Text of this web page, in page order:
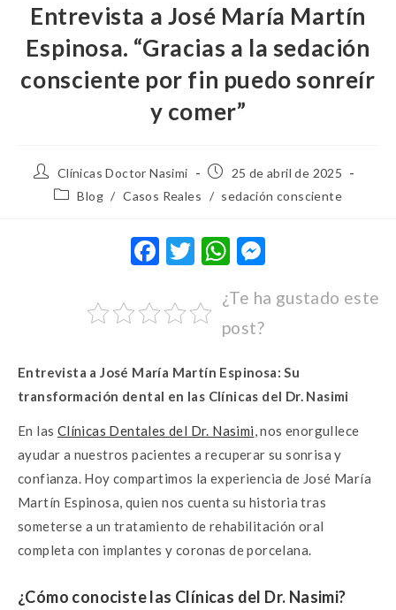
Entrevista a José María Martín
Espinosa. “Gracias a la sedación
consciente por fin puedo sonreír
y comer”
Clínicas Doctor Nasimi
25 de abril de 2025
Blog / Casos Reales / sedación consciente
F
e
b
o
o
k
T
it
te
r
W
at
s
A
p
p
se
g
er
¿Te ha gustado este
post?
Entrevista a José María Martín Espinosa: Su
transformación dental en las Clínicas del Dr. Nasimi
En las Clínicas Dentales del Dr. Nasimi, nos enorgullece
ayudar a nuestros pacientes a recuperar su sonrisa y
confianza. Hoy compartimos la experiencia de José María
Martín Espinosa, quien nos cuenta su historia tras
someterse a un tratamiento de rehabilitación oral
completa con implantes y coronas de porcelana.
¿Cómo conociste las Clínicas del Dr. Nasimi?